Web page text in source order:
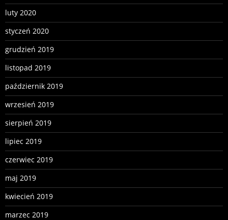
luty 2020
styczeń 2020
grudzień 2019
listopad 2019
październik 2019
wrzesień 2019
sierpień 2019
lipiec 2019
czerwiec 2019
maj 2019
kwiecień 2019
marzec 2019